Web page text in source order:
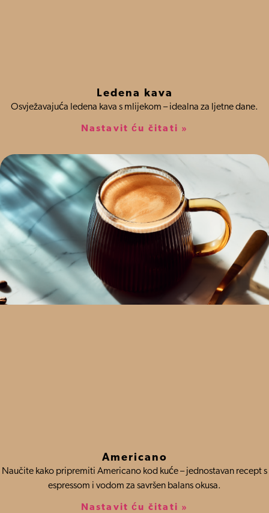
Ledena kava
Osvježavajuća ledena kava s mlijekom – idealna za ljetne dane.
Nastavit ću čitati »
Americano
Naučite kako pripremiti Americano kod kuće – jednostavan recept s
espressom i vodom za savršen balans okusa.
Nastavit ću čitati »